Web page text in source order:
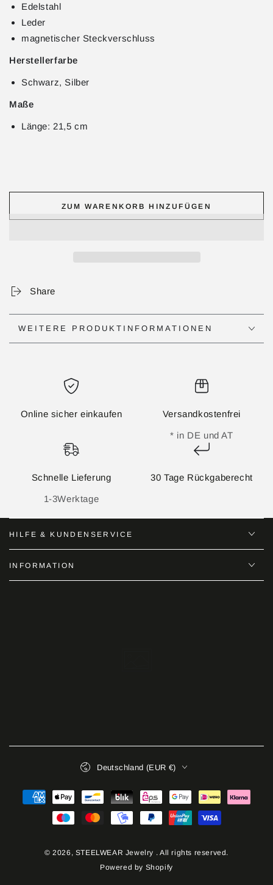
Edelstahl
Leder
magnetischer Steckverschluss
Herstellerfarbe
Schwarz, Silber
Maße
Länge: 21,5 cm
ZUM WARENKORB HINZUFÜGEN
Share
WEITERE PRODUKTINFORMATIONEN
Online sicher einkaufen Versandkostenfrei
* in DE und AT
Schnelle Lieferung
1-3Werktage
30 Tage Rückgaberecht
HILFE & KUNDENSERVICE
INFORMATION
© 2026, STEELWEAR Jewelry . All rights reserved.
Powered by Shopify
Deutschland (EUR €)
Zahlungsmöglichkeiten